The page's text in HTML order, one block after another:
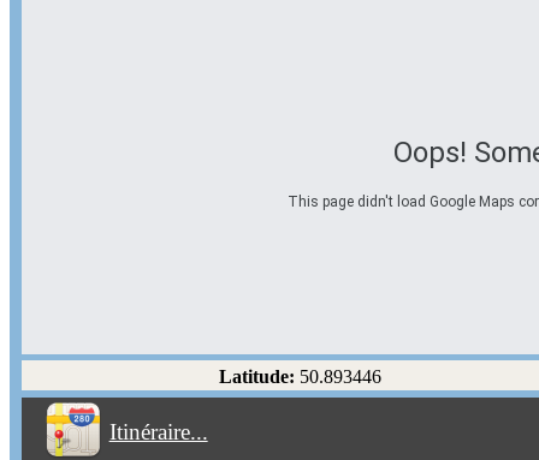
Oops!
This page didn't load Google Maps
Latitude: 50.893446
Itinéraire...
Éviter les autoroutes
Éviter les péages
Partir! Reset